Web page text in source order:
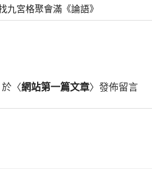
九宮格聚會滿《論語》
於〈網站第一篇文章〉發佈留言